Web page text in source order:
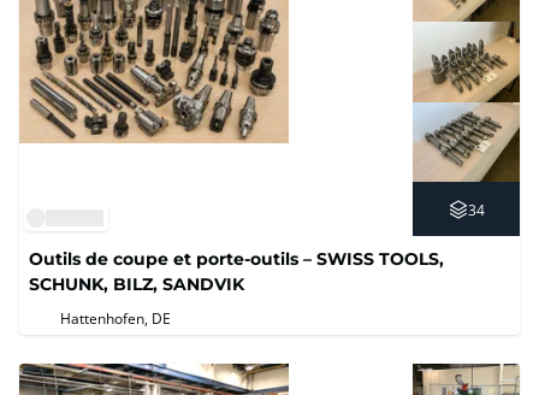
34
Outils de coupe et porte-outils – SWISS TOOLS,
SCHUNK, BILZ, SANDVIK
Hattenhofen, DE